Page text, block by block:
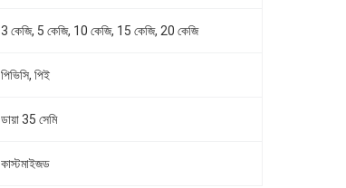
3 কেজি, 5 কেজি, 10 কেজি, 15 কেজি, 20 কেজি
পিভিসি, পিই
ডায়া 35 সেমি
কাস্টমাইজড